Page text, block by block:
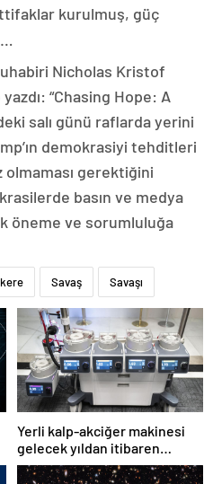
kurulmuş, güç
Nicholas Kristof
“Chasing Hope: A
salı günü raflarda yerini
demokrasiyi tehditleri
olmaması gerektiğini
basın ve medya
öneme ve sorumluluğa
Savaş Savaşı
Yerli kalp-akciğer makinesi
gelecek yıldan itibaren
kullanılacak